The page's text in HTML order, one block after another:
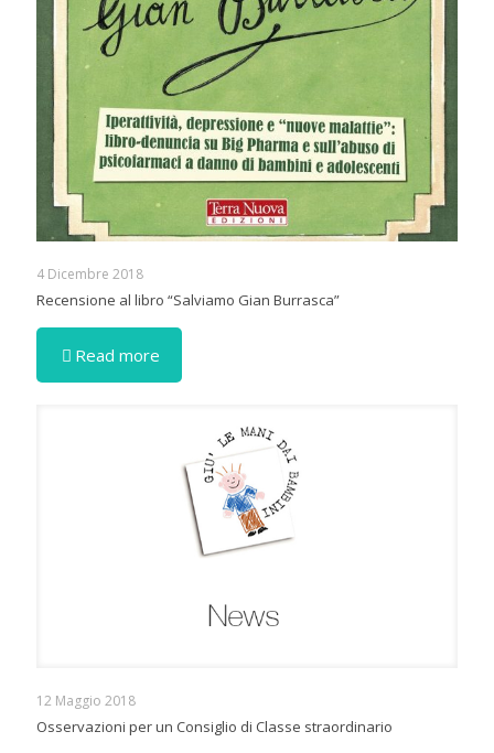
4 Dicembre 2018
Recensione al libro “Salviamo Gian Burrasca”
Read more
12 Maggio 2018
Osservazioni per un Consiglio di Classe straordinario